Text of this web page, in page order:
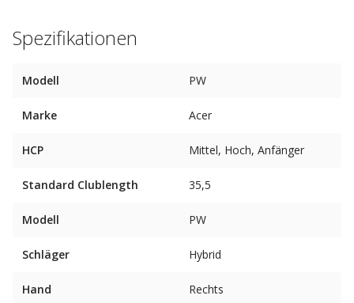
Spezifikationen
Modell PW
Marke Acer
HCP Mittel, Hoch, Anfänger
Standard Clublength 35,5
Modell PW
Schläger Hybrid
Hand Rechts